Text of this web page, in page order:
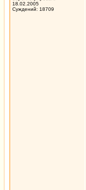
18.02.2005
Суждений: 18709